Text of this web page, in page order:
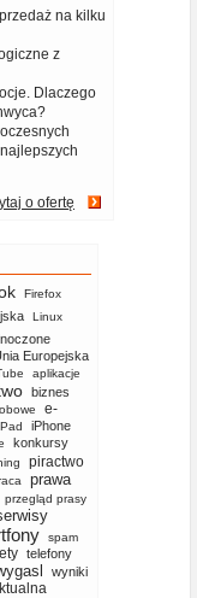
na kilku
z
Dlaczego
o ofertę
Firefox
Linux
Europejska
aplikacje
biznes
e-
iPhone
konkursy
piractwo
prawa
przegląd prasy
spam
telefony
wyniki